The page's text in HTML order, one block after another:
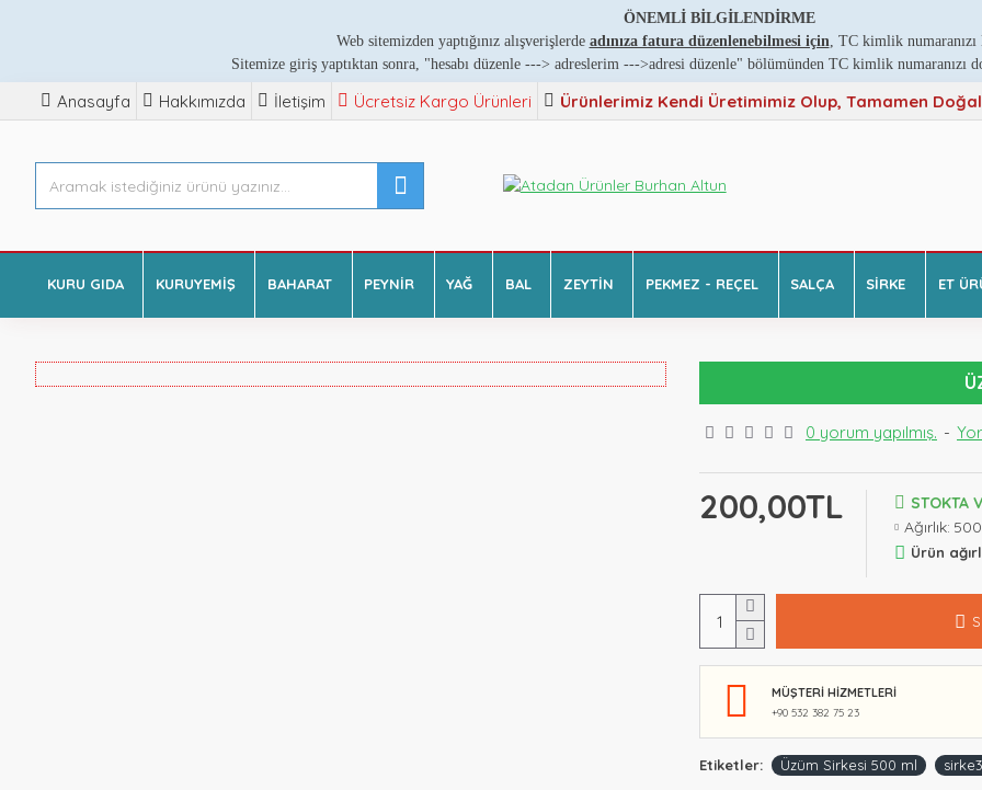
ÖNEMLİ BİLGİLENDİRME
Web sitemizden yaptığınız alışverişlerde adınıza fatura düzenlenebilmesi için, TC kimlik
Sitemize giriş yaptıktan sonra, "hesabı düzenle ---> adreslerim --->adresi düzenle" bölümünden TC kimlik numaranızı
Anasayfa Hakkımızda İletişim Ücretsiz Kargo Ürünleri Ürünlerimiz Kendi Üretimimiz Olup, Tamamen Doğal
KURU GIDA KURUYEMIŞ BAHARAT PEYNIR YAĞ BAL ZEYTIN PEKMEZ - REÇEL SALÇA SIRKE ET
MÜŞTERI HIZMETLERI
+90 532 382 75 23
0 yorum yapılmış. -
200,00TL
STOKTA
Ağırlık:
Ürün
Etiketler: Üzüm Sirkesi 500 ml sirke3